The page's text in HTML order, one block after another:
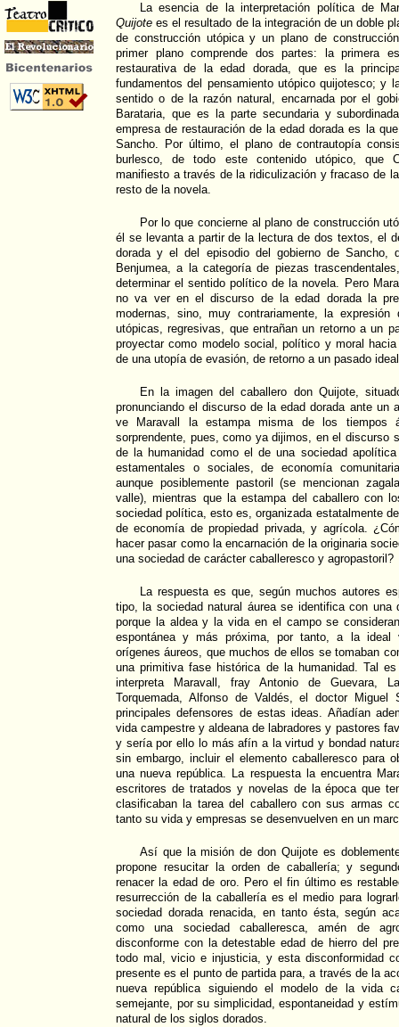
La esencia de la interpretación política de
Quijote es el resultado de la integración de un doble
de construcción utópica y un plano de
primer plano comprende dos partes: la primera
restaurativa de la edad dorada, que es la
fundamentos del pensamiento utópico quijotesco; y
sentido o de la razón natural, encarnada por el
Barataria, que es la parte secundaria y
empresa de restauración de la edad dorada es la
Sancho. Por último, el plano de contrautopía
burlesco, de todo este contenido utópico, que
manifiesto a través de la ridiculización y fracaso de
resto de la novela.
Por lo que concierne al plano de construcción
él se levanta a partir de la lectura de dos textos, el
dorada y el del episodio del gobierno de Sancho,
Benjumea, a la categoría de piezas
determinar el sentido político de la novela. Pero
no va ver en el discurso de la edad dorada la
modernas, sino, muy contrariamente, la
utópicas, regresivas, que entrañan un retorno a un
proyectar como modelo social, político y moral
de una utopía de evasión, de retorno a un pasado
En la imagen del caballero don Quijote,
pronunciando el discurso de la edad dorada ante un
ve Maravall la estampa misma de los tiempos
sorprendente, pues, como ya dijimos, en el discurso
de la humanidad como el de una sociedad
estamentales o sociales, de economía
aunque posiblemente pastoril (se mencionan
valle), mientras que la estampa del caballero con
sociedad política, esto es, organizada estatalmente
de economía de propiedad privada, y agrícola.
hacer pasar como la encarnación de la originaria
una sociedad de carácter caballeresco y agropastoril?
La respuesta es que, según muchos autores
tipo, la sociedad natural áurea se identifica con una
porque la aldea y la vida en el campo se
espontánea y más próxima, por tanto, a la ideal
orígenes áureos, que muchos de ellos se tomaban
una primitiva fase histórica de la humanidad. Tal
interpreta Maravall, fray Antonio de Guevara,
Torquemada, Alfonso de Valdés, el doctor
principales defensores de estas ideas. Añadían
vida campestre y aldeana de labradores y pastores
y sería por ello lo más afín a la virtud y bondad
sin embargo, incluir el elemento caballeresco para
una nueva república. La respuesta la encuentra
escritores de tratados y novelas de la época que
clasificaban la tarea del caballero con sus armas
tanto su vida y empresas se desenvuelven en un
Así que la misión de don Quijote es
propone resucitar la orden de caballería; y
renacer la edad de oro. Pero el fin último es
resurrección de la caballería es el medio para
sociedad dorada renacida, en tanto ésta, según
como una sociedad caballeresca, amén de
disconforme con la detestable edad de hierro del
todo mal, vicio e injusticia, y esta disconformidad
presente es el punto de partida para, a través de la
nueva república siguiendo el modelo de la vida
semejante, por su simplicidad, espontaneidad y
natural de los siglos dorados.